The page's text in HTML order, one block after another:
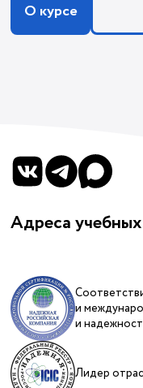
О курсе
Адреса
и
и
Лидер